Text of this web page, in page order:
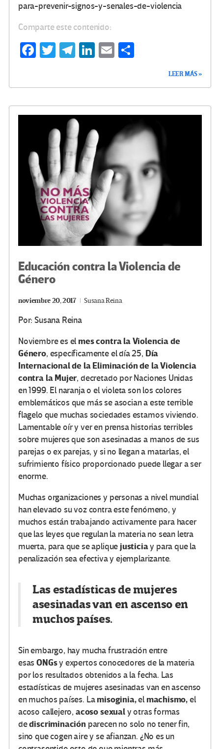
para-prevenir-signos-y-senales-de-violencia
Comparte este contenido:
Fa
o
T
Te
m
Li
n
E
ar
tir
LEER MÁS »
Educación contra la Violencia de
Género
noviembre 20, 2017 Susana Reina
Por: Susana Reina
Noviembre es el mes contra la Violencia de
Género, específicamente el día 25, Día
Internacional de la Eliminación de la Violencia
contra la Mujer, decretado por Naciones Unidas
en 1999. El naranja o el violeta son los colores
emblemáticos que más se asocian a este terrible
flagelo que muchas sociedades estamos viviendo.
Lamentable oír y ver en prensa historias terribles
sobre mujeres que son asesinadas a manos de sus
parejas o ex parejas, y si no llegan a matarlas, el
sufrimiento físico proporcionado puede llegar a ser
enorme.
Muchas organizaciones y personas a nivel mundial
han elevado su voz contra este fenómeno, y
muchos están trabajando activamente para hacer
que las leyes que regulan la materia no sean letra
muerta, para que se aplique justiciay para que la
penalización sea efectiva y ejemplarizante.
Las estadísticas de mujeres
asesinadas van en ascenso en
muchos países.
Sin embargo, hay mucha frustración entre
esasONGsy expertos conocedores de la materia
por los resultados obtenidos a la fecha. Las
estadísticas de mujeres asesinadas van en ascenso
en muchos países. Lamisoginia,el machismo,el
acoso callejero, acoso sexualy otras formas
dediscriminación parecen no solo no tener fin,
sino que cogen aire y se afianzan. ¿No es un